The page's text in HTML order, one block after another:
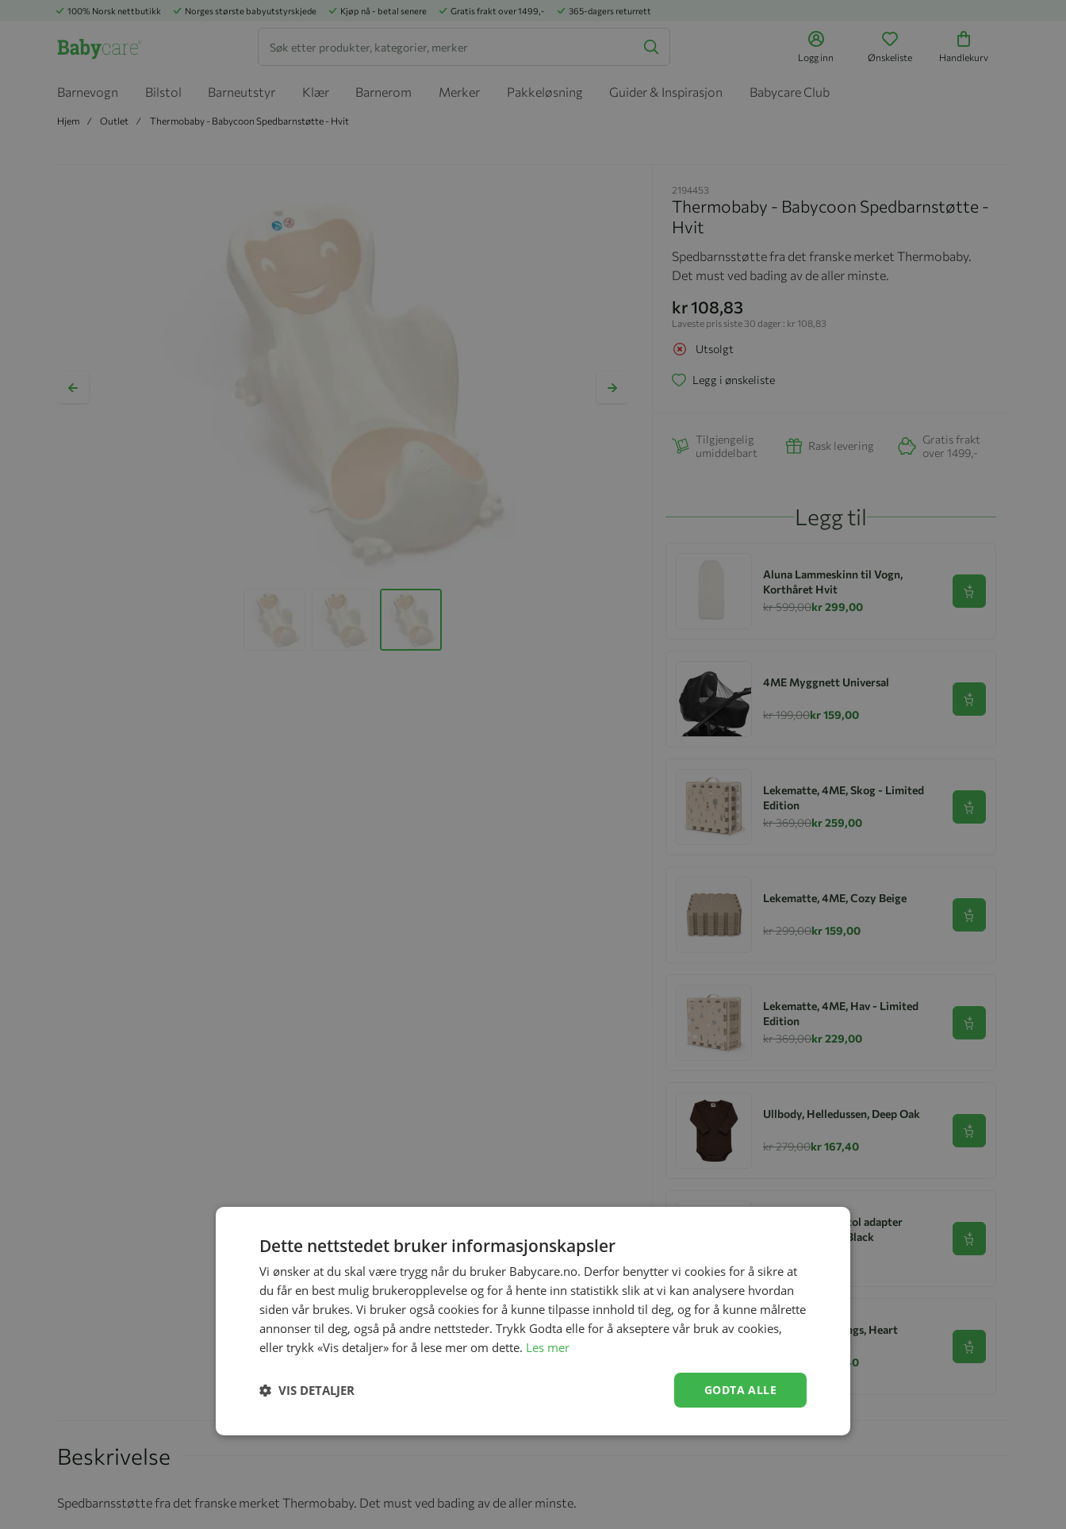
100% Norsk nettbutikk Norges største babyutstyrskjede Kjøp nå - betal senere Gratis frakt over 1499,- 365-dagers returrett
Logg inn Ønskeliste Handlekurv
Barnevogn Bilstol Barneutstyr Klær Barnerom Merker Pakkeløsning Guider & Inspirasjon Babycare Club
Hjem Outlet Thermobaby - Babycoon Spedbarnstøtte - Hvit
2194453
Thermobaby - Babycoon Spedbarnstøtte -
Hvit
Spedbarnsstøtte fra det franske merket Thermobaby.
Det must ved bading av de aller minste.
kr 108,83
Laveste pris siste 30 dager : kr 108,83
Utsolgt
Legg i ønskeliste
Tilgjengelig
umiddelbart
Rask levering
Gratis frakt
over 1499,-
Legg til
Aluna Lammeskinn til Vogn,
Korthåret Hvit
kr 599,00kr 299,00
Se produkt
4ME Myggnett Universal
kr 199,00kr 159,00
Se produkt
Lekematte, 4ME, Skog - Limited
Edition
kr 369,00kr 259,00
Se produkt
Lekematte, 4ME, Cozy Beige
kr 299,00kr 159,00
Se produkt
Lekematte, 4ME, Hav - Limited
Edition
kr 369,00kr 229,00
Se produkt
Ullbody, Helledussen, Deep Oak
kr 279,00kr 167,40
Se produkt
Vogn, Cybex Bilstol adapter
Balios S /Talos S Black
Se produkt
Helledussen Ullongs, Heart
kr 167,40
Se produkt
Beskrivelse
Spedbarnsstøtte fra det franske merket Thermobaby. Det must ved bading av de aller minste.
Dette nettstedet bruker informasjonskapsler
Vi ønsker at du skal være trygg når du bruker Babycare.no. Derfor benytter vi cookies for å sikre at
du får en best mulig brukeropplevelse og for å hente inn statistikk slik at vi kan analysere hvordan
siden vår brukes. Vi bruker også cookies for å kunne tilpasse innhold til deg, og for å kunne målrette
annonser til deg, også på andre nettsteder. Trykk Godta elle for å akseptere vår bruk av cookies,
eller trykk «Vis detaljer» for å lese mer om dette. Les mer
GODTA ALLE
VIS DETALJER